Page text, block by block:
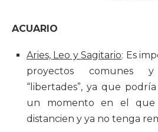
ACUARIO
Aries, Leo y Sagitario: Es
proyectos comunes
“libertades”, ya que
un momento en el
distancien y ya no tenga